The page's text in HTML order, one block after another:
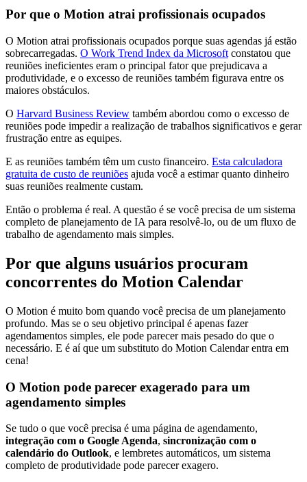
Por que o Motion atrai profissionais ocupados
O Motion atrai profissionais ocupados porque suas agendas já estão
sobrecarregadas. O Work Trend Index da Microsoft constatou que
reuniões ineficientes eram o principal fator que prejudicava a
produtividade, e o excesso de reuniões também figurava entre os
maiores obstáculos.
O Harvard Business Review também abordou como o excesso de
reuniões pode impedir a realização de trabalhos significativos e gerar
frustração entre as equipes.
E as reuniões também têm um custo financeiro. Esta calculadora
gratuita de custo de reuniões ajuda você a estimar quanto dinheiro
suas reuniões realmente custam.
Então o problema é real. A questão é se você precisa de um sistema
completo de planejamento de IA para resolvê-lo, ou de um fluxo de
trabalho de agendamento mais simples.
Por que alguns usuários procuram
concorrentes do Motion Calendar
O Motion é muito bom quando você precisa de um planejamento
profundo. Mas se o seu objetivo principal é apenas fazer
agendamentos simples, ele pode parecer mais pesado do que o
necessário. E é aí que um substituto do Motion Calendar entra em
cena!
O Motion pode parecer exagerado para um
agendamento simples
Se tudo o que você precisa é uma página de agendamento,
integração com o Google Agenda, sincronização com o
calendário do Outlook, e lembretes automáticos, um sistema
completo de produtividade pode parecer exagero.